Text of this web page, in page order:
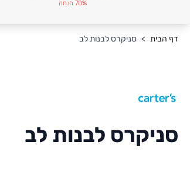
70% הנחה
דף הבית > סניקרס לבנות לב
סניקרס לבנות לב